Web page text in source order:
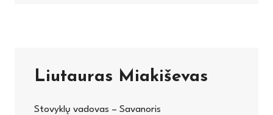
Liutauras Miakiševas
Stovyklų vadovas – Savanoris